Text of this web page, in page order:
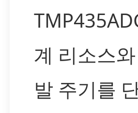
계 리소스
발 주기를